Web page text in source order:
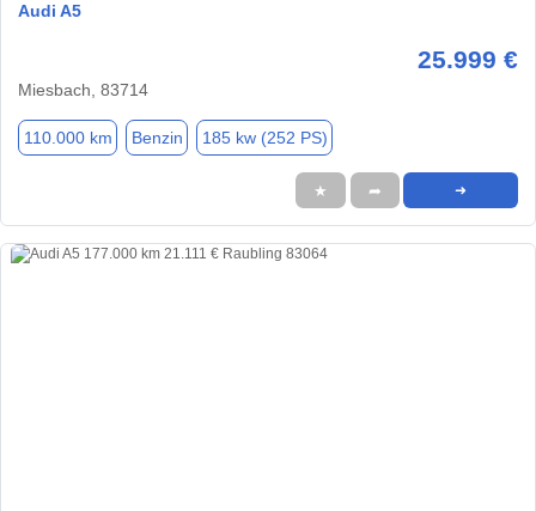
Audi A5
25.999 €
Miesbach, 83714
110.000 km Benzin 185 kw (252 PS)
★ ➦ ➜